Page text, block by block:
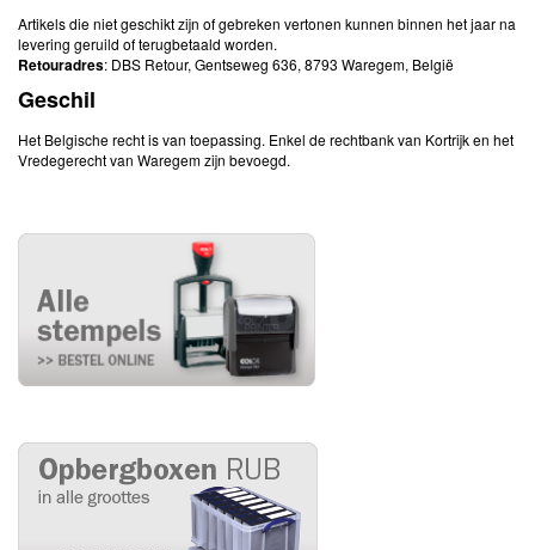
Artikels die niet geschikt zijn of gebreken vertonen kunnen binnen het jaar na
levering geruild of terugbetaald worden.
Retouradres: DBS Retour, Gentseweg 636, 8793 Waregem, België
Geschil
Het Belgische recht is van toepassing. Enkel de rechtbank van Kortrijk en het
Vredegerecht van Waregem zijn bevoegd.